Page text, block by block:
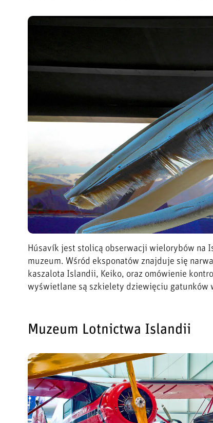
Húsavík jest stolicą obserwacji wielorybów na
muzeum. Wśród eksponatów znajduje się
kaszalota Islandii, Keiko, oraz omówienie
wyświetlane są szkielety dziewięciu gatunków
Muzeum Lotnictwa Islandii